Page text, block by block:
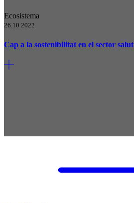
Ecosistema
26.10.2022
Cap a la sostenibilitat en el sector salut